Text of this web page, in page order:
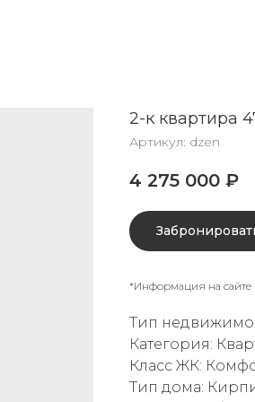
2-к квартира
Артикул: dzen
4 275 000 ₽
*Информация на сайте
Тип
Категория:
Класс ЖК:
Тип дома: